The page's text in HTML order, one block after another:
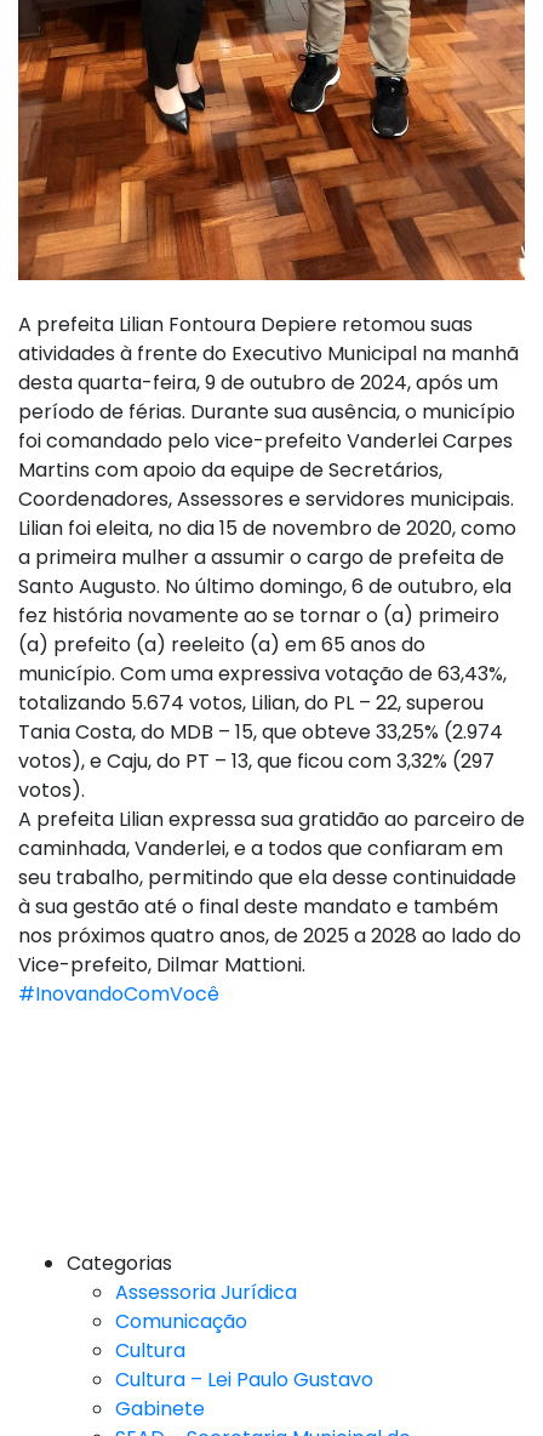
A prefeita Lilian Fontoura Depiere retomou suas
atividades à frente do Executivo Municipal na manhã
desta quarta-feira, 9 de outubro de 2024, após um
período de férias. Durante sua ausência, o município
foi comandado pelo vice-prefeito Vanderlei Carpes
Martins com apoio da equipe de Secretários,
Coordenadores, Assessores e servidores municipais.
Lilian foi eleita, no dia 15 de novembro de 2020, como
a primeira mulher a assumir o cargo de prefeita de
Santo Augusto. No último domingo, 6 de outubro, ela
fez história novamente ao se tornar o (a) primeiro
(a) prefeito (a) reeleito (a) em 65 anos do
município. Com uma expressiva votação de 63,43%,
totalizando 5.674 votos, Lilian, do PL – 22, superou
Tania Costa, do MDB – 15, que obteve 33,25% (2.974
votos), e Caju, do PT – 13, que ficou com 3,32% (297
votos).
A prefeita Lilian expressa sua gratidão ao parceiro de
caminhada, Vanderlei, e a todos que confiaram em
seu trabalho, permitindo que ela desse continuidade
à sua gestão até o final deste mandato e também
nos próximos quatro anos, de 2025 a 2028 ao lado do
Vice-prefeito, Dilmar Mattioni.
#InovandoComVocê
Categorias
Assessoria Jurídica
Comunicação
Cultura
Cultura – Lei Paulo Gustavo
Gabinete